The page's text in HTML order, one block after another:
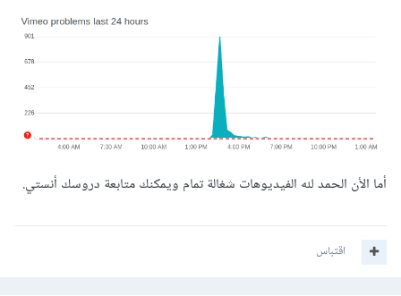
أما الأن الحمد لله الفيديوهات شغالة تمام ويمكنك متابعة دروسك أنستي.
اقتباس